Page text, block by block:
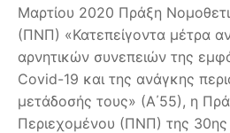
Μαρτίου 2020 Πράξη
(ΠΝΠ) «Κατεπείγοντα μέτρα
αρνητικών συνεπειών της
Covid-19 και της ανάγκης
μετάδοσής τους» (Α΄55), η
Περιεχομένου (ΠΝΠ) της